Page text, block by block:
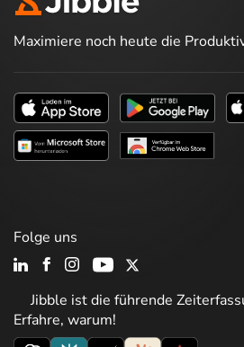
Maximiere noch heute die
Jibble ist die führende
Erfahre, warum!
Folge uns